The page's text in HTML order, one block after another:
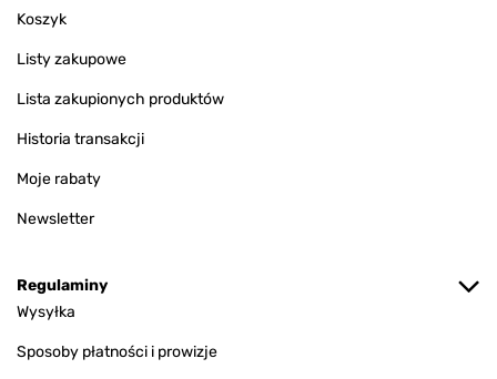
Koszyk
Listy zakupowe
Lista zakupionych produktów
Historia transakcji
Moje rabaty
Newsletter
Regulaminy
Wysyłka
Sposoby płatności i prowizje